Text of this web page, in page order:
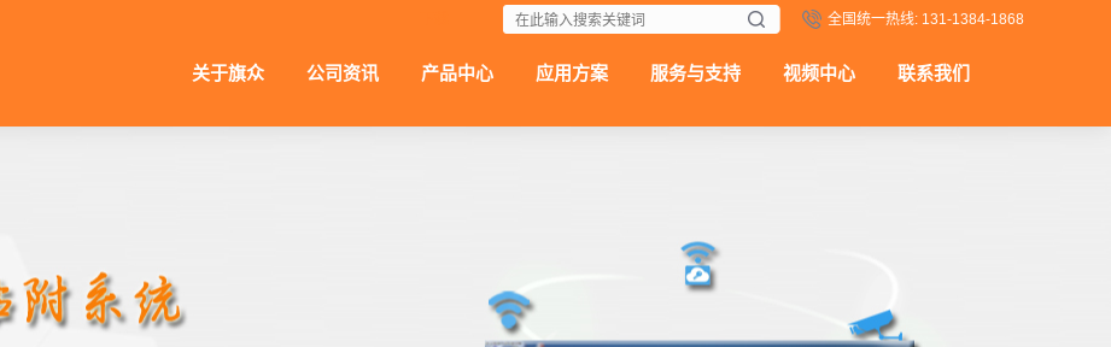
全国统一热线: 131-1384-1868
关于旗众 公司资讯 产品中心 应用方案 服务与支持 视频中心 联系我们